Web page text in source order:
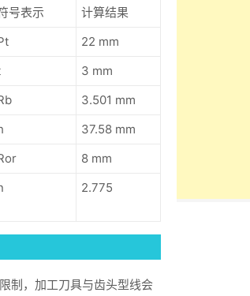
号表示
计算结果
22 mm
3 mm
3.501 mm
37.58 mm
8 mm
2.775
制，加工刀具与齿头型线会